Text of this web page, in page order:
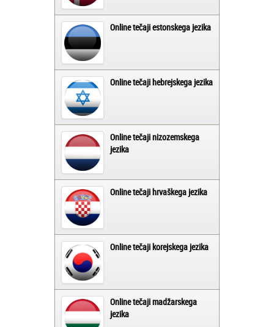
Online tečaji estonskega jezika
Online tečaji hebrejskega jezika
Online tečaji nizozemskega
jezika
Online tečaji hrvaškega jezika
Online tečaji korejskega jezika
Online tečaji madžarskega
jezika